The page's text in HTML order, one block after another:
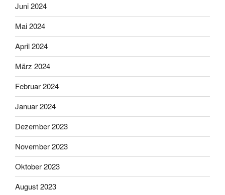
Juni 2024
Mai 2024
April 2024
März 2024
Februar 2024
Januar 2024
Dezember 2023
November 2023
Oktober 2023
August 2023